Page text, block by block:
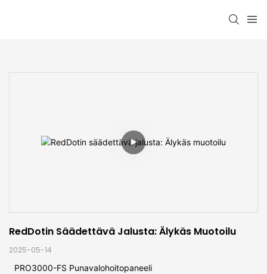
RedDotin Säädettävä Jalusta: Älykäs Muotoilu
2025-05-14
PRO3000-FS Punavalohoitopaneeli